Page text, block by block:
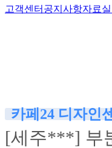
고객센터 공지사항자료실
카페24 디자인
[세주***] 부